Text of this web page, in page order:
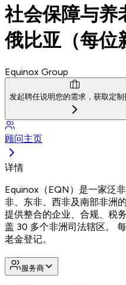
社会保障与养
俄比亚（每位
Equinox Group
发起聘任说明您的需求，获取定制
顾问主页
详情
Equinox（EQN）是一家泛
非、东非、西非及南部非洲
提供整合的企业、合规、税
盖 30 多个非洲司法辖区。
老金登记。
服务商